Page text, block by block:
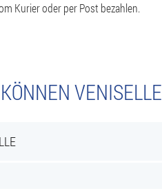
Kurier oder per Post bezahlen.
VENISELLE